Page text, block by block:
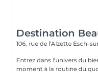
Destination
106, rue de l'Alzette Esch-
Entrez dans l'univers du
moment à la routine du quotidien. Accordez-